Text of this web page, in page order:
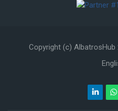
Copyright (c) AlbatrosHub